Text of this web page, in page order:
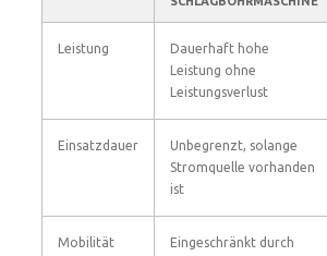
Leistung
Dauerhaft hohe
Leistung ohne
Leistungsverlust
Einsatzdauer
Unbegrenzt, solange
Stromquelle vorhanden
ist
Mobilität
Eingeschränkt durch